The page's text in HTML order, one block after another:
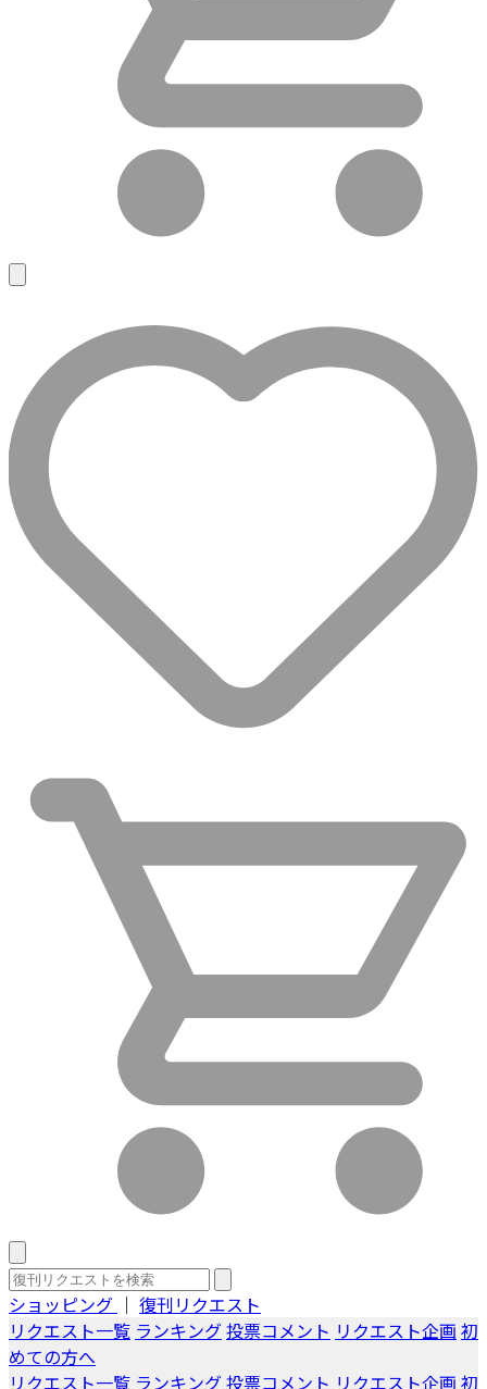
ショッピング ｜ 復刊リクエスト
リクエスト一覧 ランキング投票コメント リクエスト企画 初
めての方へ
リクエスト一覧 ランキング投票コメント リクエスト企画 初